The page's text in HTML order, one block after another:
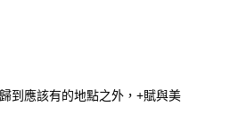
到應該有的地點之外，+賦與美